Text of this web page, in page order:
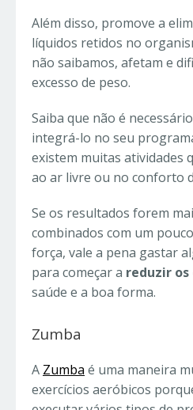
Além disso, promove a
líquidos retidos no
não saibamos, afetam e
excesso de peso.
Saiba que não é
integrá-lo no seu
existem muitas atividades
ao ar livre ou no conforto
Se os resultados forem
combinados com um
força, vale a pena gastar
para começar a reduzir os
saúde e a boa forma.
Zumba
A Zumba é uma maneira
exercícios aeróbicos